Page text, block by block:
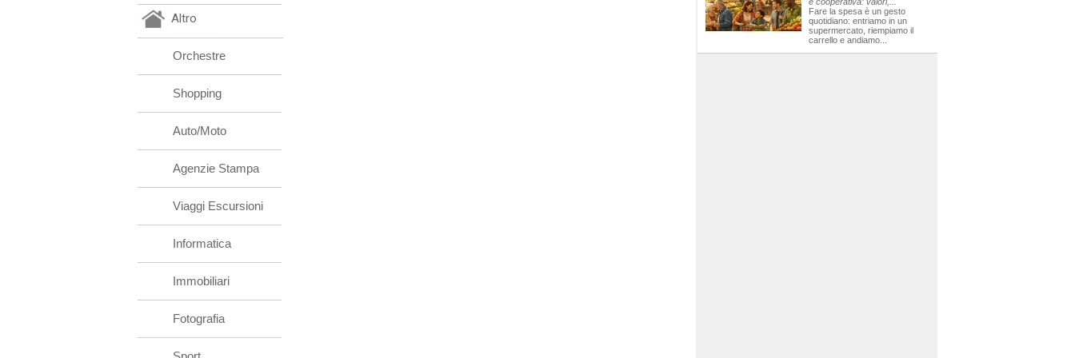
Altro
Orchestre
Shopping
Auto/Moto
Agenzie Stampa
Viaggi Escursioni
Informatica
Immobiliari
Fotografia
Fare la spesa è un gesto
quotidiano: entriamo in un
supermercato, riempiamo il
carrello e andiamo...